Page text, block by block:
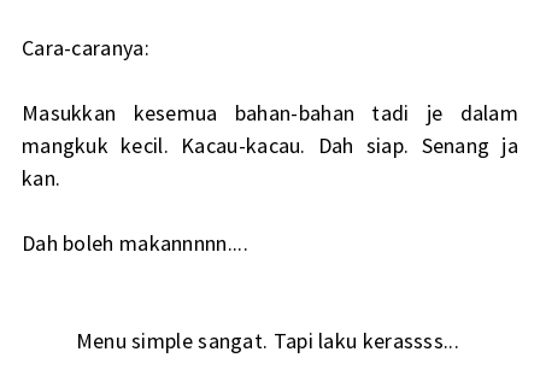
Cara-caranya:
Masukkan kesemua bahan-bahan tadi je dalam
mangkuk kecil. Kacau-kacau. Dah siap. Senang ja
kan.
Dah boleh makannnnn....
Menu simple sangat. Tapi laku kerassss...